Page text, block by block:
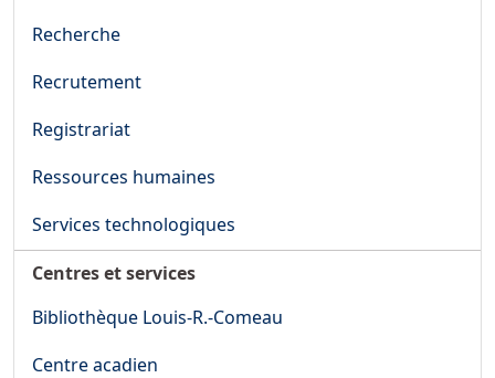
Recherche
Recrutement
Registrariat
Ressources humaines
Services technologiques
Centres et services
Bibliothèque Louis-R.-Comeau
Centre acadien